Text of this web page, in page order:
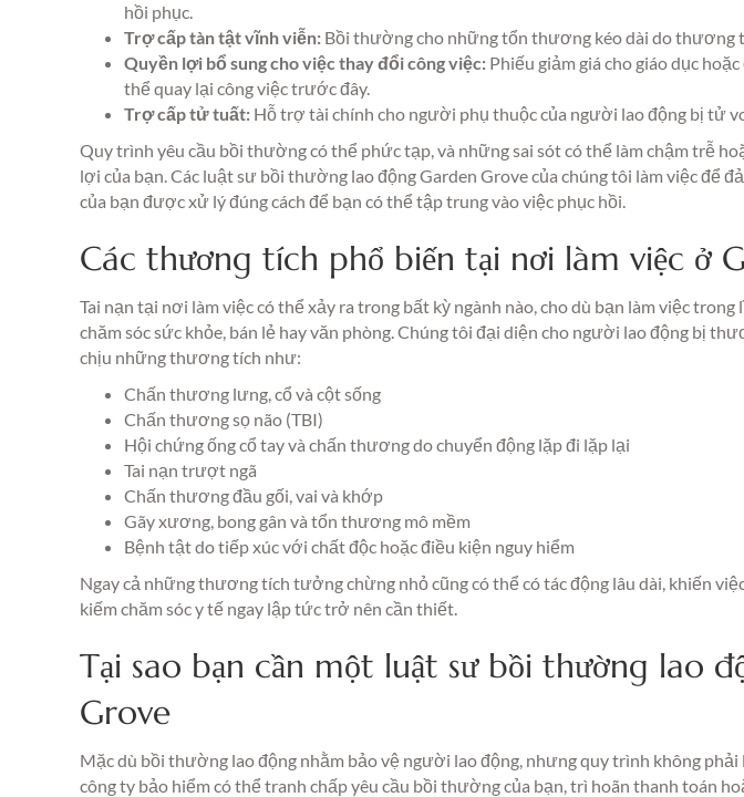
hồi phục.
Trợ cấp tàn tật vĩnh viễn: Bồi thường cho những tổn thương kéo dài do thương
Quyền lợi bổ sung cho việc thay đổi công việc: Phiếu giảm giá cho giáo dục
thể quay lại công việc trước đây.
Trợ cấp tử tuất: Hỗ trợ tài chính cho người phụ thuộc của người lao động bị tử
Quy trình yêu cầu bồi thường có thể phức tạp, và những sai sót có thể làm chậm trễ
lợi của bạn. Các luật sư bồi thường lao động Garden Grove của chúng tôi làm việc để
của bạn được xử lý đúng cách để bạn có thể tập trung vào việc phục hồi.
Các thương tích phổ biến tại nơi làm việc ở
Tai nạn tại nơi làm việc có thể xảy ra trong bất kỳ ngành nào, cho dù bạn làm việc
chăm sóc sức khỏe, bán lẻ hay văn phòng. Chúng tôi đại diện cho người lao động bị
chịu những thương tích như:
Chấn thương lưng, cổ và cột sống
Chấn thương sọ não (TBI)
Hội chứng ống cổ tay và chấn thương do chuyển động lặp đi lặp lại
Tai nạn trượt ngã
Chấn thương đầu gối, vai và khớp
Gãy xương, bong gân và tổn thương mô mềm
Bệnh tật do tiếp xúc với chất độc hoặc điều kiện nguy hiểm
Ngay cả những thương tích tưởng chừng nhỏ cũng có thể có tác động lâu dài, khiến
kiếm chăm sóc y tế ngay lập tức trở nên cần thiết.
Tại sao bạn cần một luật sư bồi thường lao
Grove
Mặc dù bồi thường lao động nhằm bảo vệ người lao động, nhưng quy trình không phải
công ty bảo hiểm có thể tranh chấp yêu cầu bồi thường của bạn, trì hoãn thanh toán